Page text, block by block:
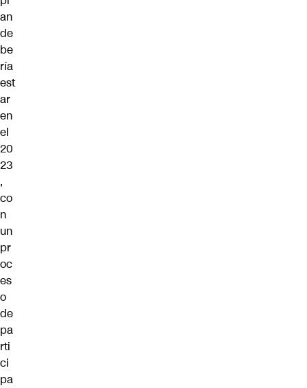
an
de
be
ría
est
ar
en
el
20
23
,
co
n
un
pr
oc
es
o
de
pa
rti
ci
pa